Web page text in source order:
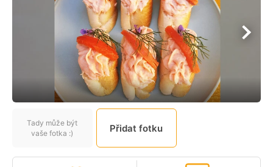
Tady může být
vaše fotka :)
Přidat fotku